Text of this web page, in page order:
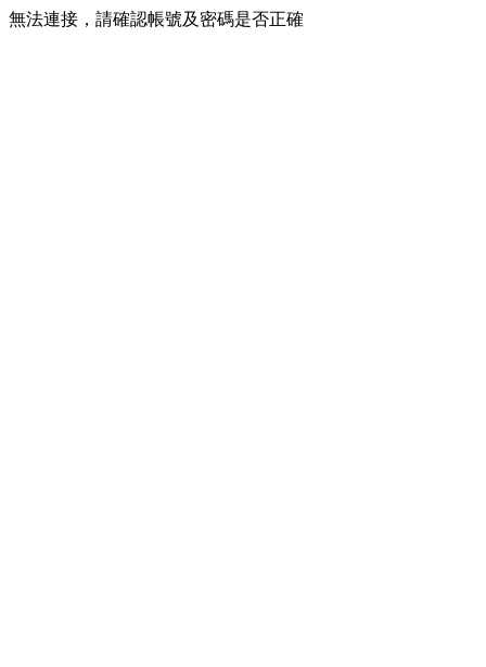
無法連接，請確認帳號及密碼是否正確